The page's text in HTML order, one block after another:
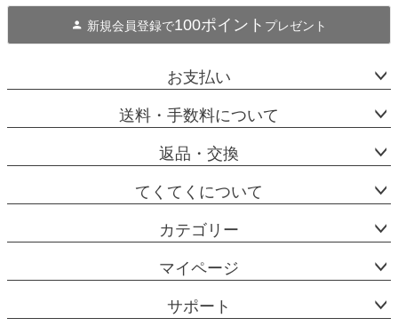
新規会員登録で100ポイント プレゼント
お支払い
送料・手数料について
返品・交換
てくてくについて
カテゴリー
マイページ
サポート